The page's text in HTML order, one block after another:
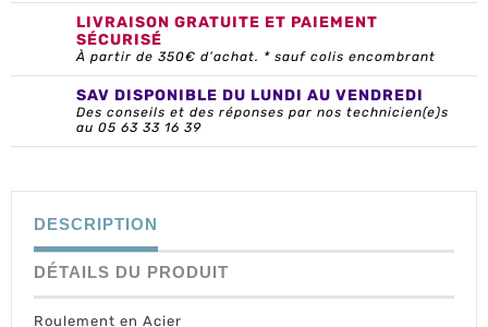
LIVRAISON GRATUITE ET PAIEMENT
SÉCURISÉ
À partir de 350€ d’achat. * sauf colis encombrant
SAV DISPONIBLE DU LUNDI AU VENDREDI
Des conseils et des réponses par nos technicien(e)s
au 05 63 33 16 39
DESCRIPTION
DÉTAILS DU PRODUIT
Roulement en Acier